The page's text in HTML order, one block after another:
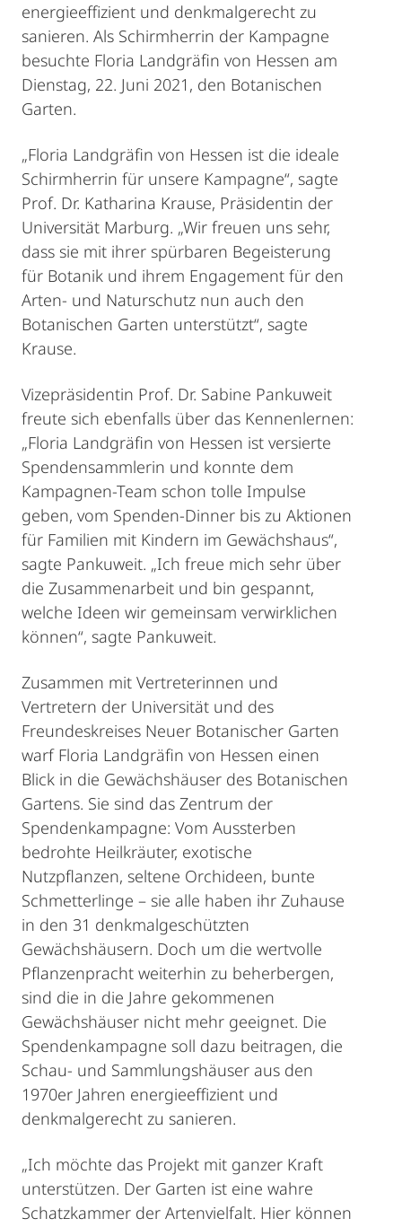
energieeffizient und denkmalgerecht zu
sanieren. Als Schirmherrin der Kampagne
besuchte Floria Landgräfin von Hessen am
Dienstag, 22. Juni 2021, den Botanischen
Garten.
„Floria Landgräfin von Hessen ist die ideale
Schirmherrin für unsere Kampagne“, sagte
Prof. Dr. Katharina Krause, Präsidentin der
Universität Marburg. „Wir freuen uns sehr,
dass sie mit ihrer spürbaren Begeisterung
für Botanik und ihrem Engagement für den
Arten- und Naturschutz nun auch den
Botanischen Garten unterstützt“, sagte
Krause.
Vizepräsidentin Prof. Dr. Sabine Pankuweit
freute sich ebenfalls über das Kennenlernen:
„Floria Landgräfin von Hessen ist versierte
Spendensammlerin und konnte dem
Kampagnen-Team schon tolle Impulse
geben, vom Spenden-Dinner bis zu Aktionen
für Familien mit Kindern im Gewächshaus“,
sagte Pankuweit. „Ich freue mich sehr über
die Zusammenarbeit und bin gespannt,
welche Ideen wir gemeinsam verwirklichen
können“, sagte Pankuweit.
Zusammen mit Vertreterinnen und
Vertretern der Universität und des
Freundeskreises Neuer Botanischer Garten
warf Floria Landgräfin von Hessen einen
Blick in die Gewächshäuser des Botanischen
Gartens. Sie sind das Zentrum der
Spendenkampagne: Vom Aussterben
bedrohte Heilkräuter, exotische
Nutzpflanzen, seltene Orchideen, bunte
Schmetterlinge – sie alle haben ihr Zuhause
in den 31 denkmalgeschützten
Gewächshäusern. Doch um die wertvolle
Pflanzenpracht weiterhin zu beherbergen,
sind die in die Jahre gekommenen
Gewächshäuser nicht mehr geeignet. Die
Spendenkampagne soll dazu beitragen, die
Schau- und Sammlungshäuser aus den
1970er Jahren energieeffizient und
denkmalgerecht zu sanieren.
„Ich möchte das Projekt mit ganzer Kraft
unterstützen. Der Garten ist eine wahre
Schatzkammer der Artenvielfalt. Hier können